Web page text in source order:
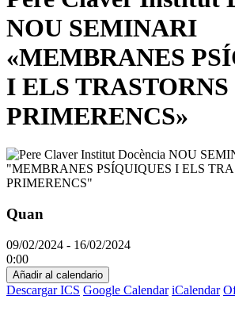
NOU SEMINARI
«MEMBRANES
I ELS TRASTORNS
PRIMERENCS»
Quan
09/02/2024 - 16/02/2024
0:00
Añadir al calendario
Descargar ICS Google Calendar iCalendar